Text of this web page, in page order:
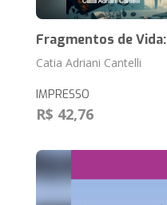
Fragmentos de Vida:
Catia Adriani Cantelli
IMPRESSO
R$ 42,76